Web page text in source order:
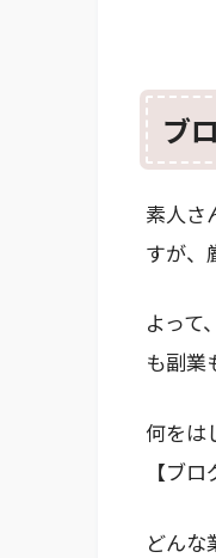
ブ
素人さ
すが、
よって
も副業
何をは
【ブ
どんな